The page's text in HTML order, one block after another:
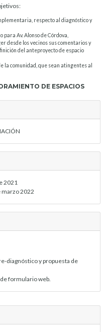
respecto al diagnóstico y
Av. Alonso de Córdova,
desde los vecinos sus comentarios y
del anteproyecto de espacio
comunidad, que sean atingentes al
DE ESPACIOS
2021
marzo 2022
diagnóstico y propuesta de
formulario web.